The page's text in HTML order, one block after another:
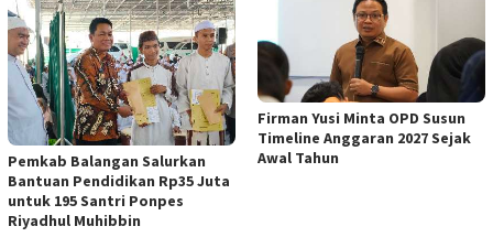
Pemkab Balangan Salurkan
Bantuan Pendidikan Rp35 Juta
untuk 195 Santri Ponpes
Riyadhul Muhibbin
Firman Yusi Minta OPD Susun
Timeline Anggaran 2027 Sejak
Awal Tahun